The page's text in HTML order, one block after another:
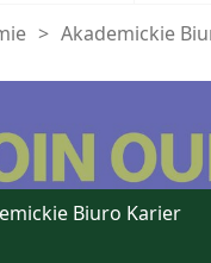
> Akademickie
Biuro Karier